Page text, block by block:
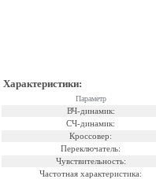
Характеристики:
Параметр
ВЧ-динамик:
СЧ-динамик:
Кроссовер:
Переключатель:
Чувствительность:
Частотная характеристика: